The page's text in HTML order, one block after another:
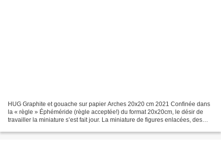
HUG Graphite et gouache sur papier Arches 20x20 cm 2021 Confinée dans
la « règle » Éphéméride (règle acceptée!) du format 20x20cm, le désir de
travailler la miniature s’est fait jour. La miniature de figures enlacées, des